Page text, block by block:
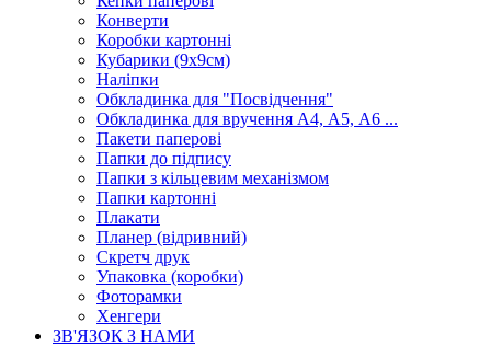
Конверти
Коробки картонні
Кубарики (9х9см)
Наліпки
Обкладинка для "Посвідчення"
Обкладинка для вручення А4, А5, А6 ...
Пакети паперові
Папки до підпису
Папки з кільцевим механізмом
Папки картонні
Плакати
Планер (відривний)
Скретч друк
Упаковка (коробки)
Фоторамки
Хенгери
ЗВ'ЯЗОК З НАМИ